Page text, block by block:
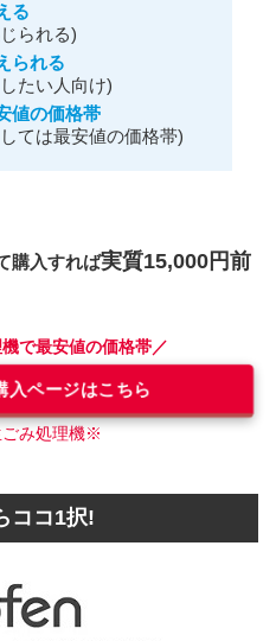
る
られる)
られる
たい人向け)
値の価格帯
ては最安値の価格帯)
購入すれば実質15,000円前
で最安値の価格帯／
入ページはこちら
み処理機※
ココ1択!